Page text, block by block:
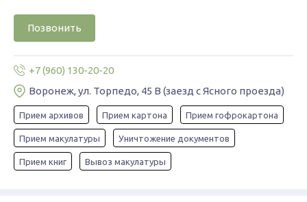
Позвонить
+7 (960) 130-20-20
Воронеж, ул. Торпедо, 45 В (заезд с Ясного проезда)
Прием архивов Прием картона Прием гофрокартона
Прием макулатуры Уничтожение документов
Прием книг Вывоз макулатуры